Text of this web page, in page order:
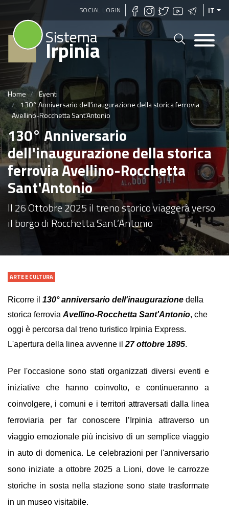
Salta
al
contenuto
principale
SOCIAL LOGIN IT
Sistema
Irpinia
Home
Eventi
130° Anniversario dell'inaugurazione della storica ferrovia
Avellino-Rocchetta Sant'Antonio
130° Anniversario
dell'inaugurazione della storica
ferrovia Avellino-Rocchetta
Sant'Antonio
Il 26 Ottobre 2025 il treno storico viaggerà verso
il borgo di Rocchetta Sant’Antonio
ARTE E CULTURA
Ricorre il 130° anniversario dell'inaugurazione della
storica ferrovia Avellino-Rocchetta Sant'Antonio, che
oggi è percorsa dal treno turistico Irpinia Express.
L'apertura della linea avvenne il 27 ottobre 1895.
Per l'occasione sono stati organizzati diversi eventi e
iniziative che hanno coinvolto, e continueranno a
coinvolgere, i comuni e i territori attraversati dalla linea
ferroviaria per far conoscere l’Irpinia attraverso un
viaggio emozionale più incisivo di un semplice viaggio
in auto di domenica. Le celebrazioni per l'anniversario
sono iniziate a ottobre 2025 a Lioni, dove le carrozze
storiche in sosta nella stazione sono state trasformate
in un museo visitabile.